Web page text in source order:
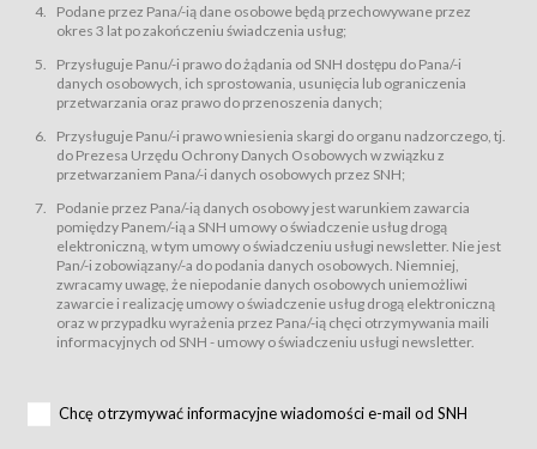
usługę utrzymywania konta użytkownika w Serwisie,
usługę newsletter,
usługę zawierania na odległość umów nabycia Karnetów i Biletów,
usługę zawierania na odległość umów sprzedaży w Sklepie.
dnia 18 lipca 2002 r. o świadczeniu usług drogą elektroniczną (Dz.U. z 2002
r., Nr 144, poz. 1204, z późń. zm.). Usługi świadczone są nieodpłatnie.
Na zasadach określonych w Regulaminie dostęp do Serwisu jest otwarty dla
Usługobiorca przed rozpoczęciem korzystania z Serwisu jest zobowiązany
zapoznać się z Regulaminem. Założenie konta w Serwisie oraz zamówienie
usługi newsletter za pośrednictwem przeznaczonego do tego formularza
zamieszczonego na stronach Serwisu dostępnych dla wszystkich
Usługobiorców wymaga akceptacji postanowień Regulaminu.
Usługobiorca zobowiązany jest do przestrzegania postanowień Regulaminu
od chwili rozpoczęcia korzystania z Serwisu.
Regulamin jest udostępniony Usługobiorcom nieodpłatnie za
Warunki techniczne korzystania z Usług
Podane przez Pana/-ią dane osobowe będą przechowywane przez
okres 3 lat po zakończeniu świadczenia usług;
Przysługuje Panu/-i prawo do żądania od SNH dostępu do Pana/-i
danych osobowych, ich sprostowania, usunięcia lub ograniczenia
przetwarzania oraz prawo do przenoszenia danych;
Przysługuje Panu/-i prawo wniesienia skargi do organu nadzorczego, tj.
do Prezesa Urzędu Ochrony Danych Osobowych w związku z
przetwarzaniem Pana/-i danych osobowych przez SNH;
Podanie przez Pana/-ią danych osobowy jest warunkiem zawarcia
pomiędzy Panem/-ią a SNH umowy o świadczenie usług drogą
elektroniczną, w tym umowy o świadczeniu usługi newsletter. Nie jest
Pan/-i zobowiązany/-a do podania danych osobowych. Niemniej,
zwracamy uwagę, że niepodanie danych osobowych uniemożliwi
zawarcie i realizację umowy o świadczenie usług drogą elektroniczną
oraz w przypadku wyrażenia przez Pana/-ią chęci otrzymywania maili
informacyjnych od SNH - umowy o świadczeniu usługi newsletter.
Chcę otrzymywać informacyjne wiadomości e-mail od SNH